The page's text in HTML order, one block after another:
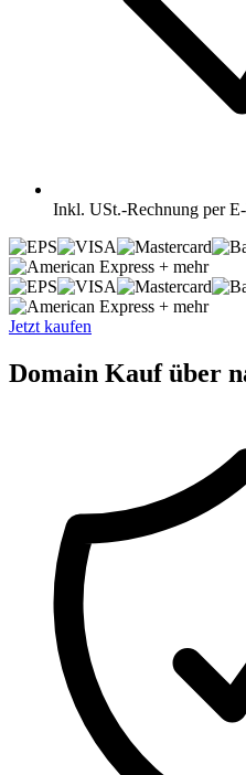
Inkl. USt.-Rechnung per
+ mehr
+ mehr
Jetzt kaufen
Domain Kauf über